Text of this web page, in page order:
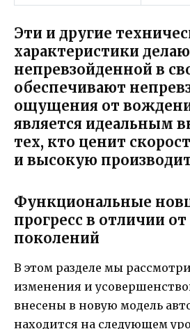
Эти и другие
характеристики
непревзойденной в
обеспечивают
ощущения от
является идеальным
тех, кто ценит
и высокую
Функциональные
прогресс в отличии
поколений
В этом разделе мы
изменения и
внесены в новую модель
находится на следующем